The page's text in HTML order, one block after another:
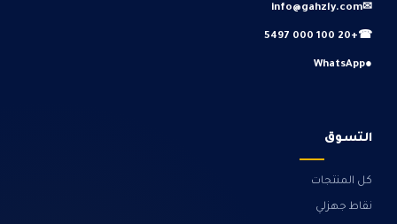
✉
info@gahzly.com
☎
+20 100 000 5497
●
WhatsApp
التسوق
كل المنتجات
نقاط جهزلي